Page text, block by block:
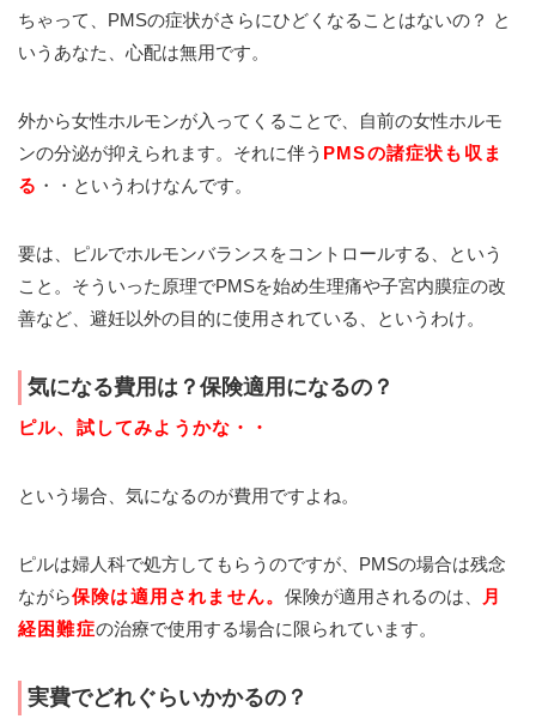
ちゃって、PMSの症状がさらにひどくなることはないの？ と
いうあなた、心配は無用です。
外から女性ホルモンが入ってくることで、自前の女性ホルモ
ンの分泌が抑えられます。それに伴う PMSの諸症状も収ま
る ・・というわけなんです。
要は、ピルでホルモンバランスをコントロールする、という
こと。そういった原理でPMSを始め生理痛や子宮内膜症の改
善など、避妊以外の目的に使用されている、というわけ。
気になる費用は？保険適用になるの？
ピル、試してみようかな・・
という場合、気になるのが費用ですよね。
ピルは婦人科で処方してもらうのですが、PMSの場合は残念
ながら保険は適用されません。保険が適用されるのは、
月
経困難症の治療で使用する場合に限られています。
実費でどれぐらいかかるの？